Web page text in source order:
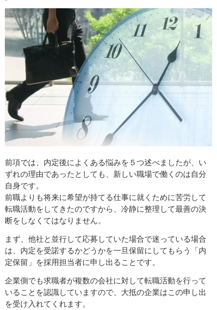
前項では、内定後によくある悩みを５つ述べましたが、い
ずれの理由であったとしても、新しい職場で働くのは自分
自身です。
前職よりも将来に希望が持てる仕事に就くために苦労して
転職活動をしてきたのですから、冷静に整理して最善の決
断をしなくてはなりません。
まず、他社と並行して応募していた場合で迷っている場合
は、内定を受諾するかどうかを一旦保留にしてもらう「内
定保留」を採用担当者に申し出ることです。
企業側でも求職者が複数の会社に対して転職活動を行って
いることを認識していますので、大抵の企業はこの申し出
を受け入れてくれます。